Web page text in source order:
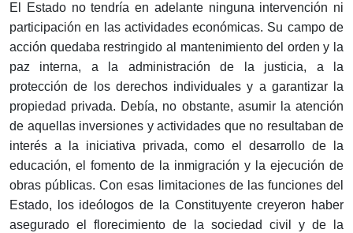
El Estado no tendría en adelante ninguna intervención ni
participación en las actividades económicas. Su campo de
acción quedaba restringido al mantenimiento del orden y la
paz interna, a la administración de la justicia, a la
protección de los derechos individuales y a garantizar la
propiedad privada. Debía, no obstante, asumir la atención
de aquellas inversiones y actividades que no resultaban de
interés a la iniciativa privada, como el desarrollo de la
educación, el fomento de la inmigración y la ejecución de
obras públicas. Con esas limitaciones de las funciones del
Estado, los ideólogos de la Constituyente creyeron haber
asegurado el florecimiento de la sociedad civil y de la